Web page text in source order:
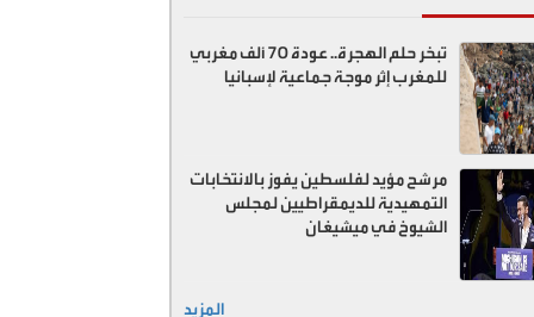
تبخر حلم الهجرة.. عودة 70 ألف مغربي
للمغرب إثر موجة جماعية لإسبانيا
مرشح مؤيد لفلسطين يفوز بالانتخابات
التمهيدية للديمقراطيين لمجلس
الشيوخ في ميشيغان
المزيد